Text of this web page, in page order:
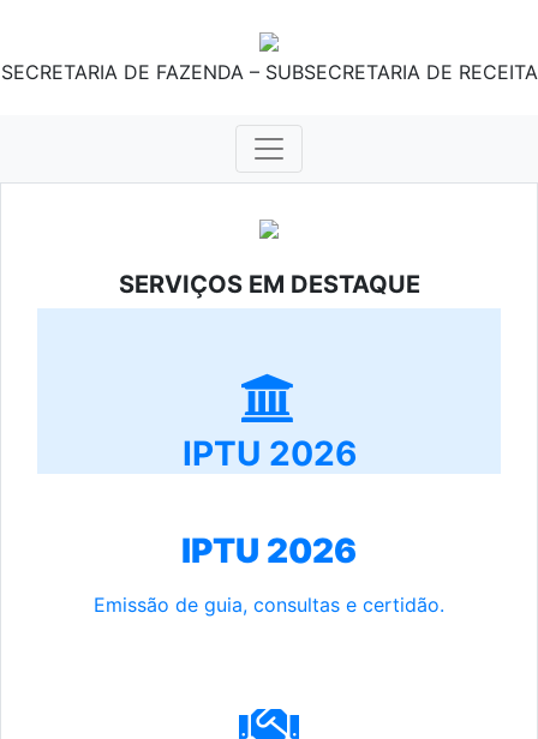
SECRETARIA DE FAZENDA – SUBSECRETARIA DE RECEITA
SERVIÇOS EM DESTAQUE
IPTU 2026
IPTU 2026
Emissão de guia, consultas e certidão.